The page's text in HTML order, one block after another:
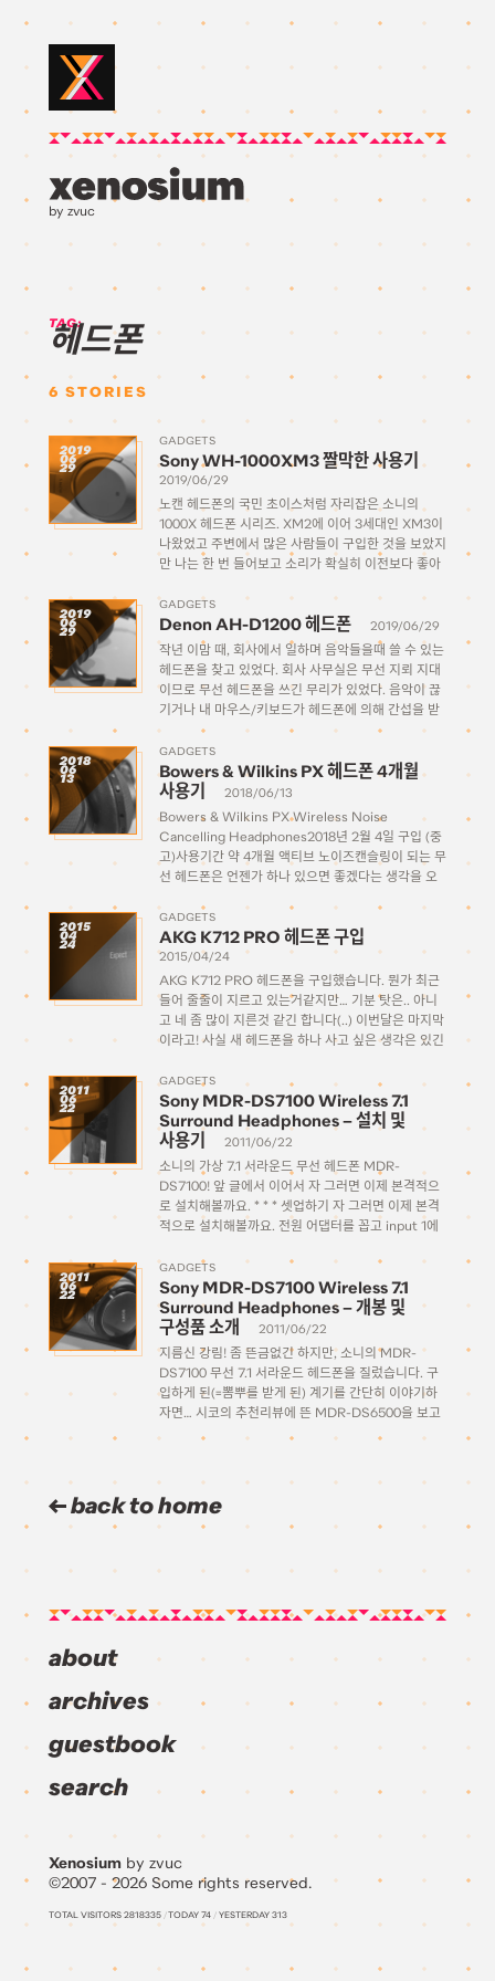
by zvuc
TAG:
헤드폰
6 STORIES
2019
06
29
GADGETS
Sony WH-1000XM3 짤막한 사용기
2019/06/29
노캔 헤드폰의 국민 초이스처럼 자리잡은 소니의
1000X 헤드폰 시리즈. XM2에 이어 3세대인 XM3이
나왔었고 주변에서 많은 사람들이 구입한 것을 보았지
만 나는 한 번 들어보고 소리가 확실히 이전보다 좋아
아니었기 때문에 큰 관심은 없었는데… […]
2019
06
29
GADGETS
Denon AH-D1200 헤드폰
2019/06/29
작년 이맘 때, 회사에서 일하며 음악들을때 쓸 수 있는
헤드폰을 찾고 있었다. 회사 사무실은 무선 지뢰 지대
이므로 무선 헤드폰을 쓰긴 무리가 있었다. 음악이 끊
기거나 내 마우스/키보드가 헤드폰에 의해 간섭을 받
거나. B&W PX를 썼을때도 느꼈지만 괜히 사무실에
서 조금 편하자고 무선 이어폰으로 […]
2018
06
13
GADGETS
Bowers & Wilkins PX 헤드폰 4개월
사용기
2018/06/13
Bowers & Wilkins PX Wireless Noise
Cancelling Headphones2018년 2월 4일 구입 (중
고)사용기간 약 4개월 액티브 노이즈캔슬링이 되는 무
선 헤드폰은 언젠가 하나 있으면 좋겠다는 생각을 오
가 되어버린 소니 1000X나 보스 QC35등을 주변에
가진 사람을 많이 […]
2015
04
24
GADGETS
AKG K712 PRO 헤드폰 구입
2015/04/24
AKG K712 PRO 헤드폰을 구입했습니다. 뭔가 최근
들어 줄줄이 지르고 있는거같지만… 기분 탓은.. 아니
고 네 좀 많이 지른것 같긴 합니다(..) 이번달은 마지막
이라고! 사실 새 헤드폰을 하나 사고 싶은 생각은 있긴
여러 헤드폰을 들어보다가 AKG 제품을 […]
2011
06
22
GADGETS
Sony MDR-DS7100 Wireless 7.1
Surround Headphones – 설치 및
사용기
2011/06/22
소니의 가상 7.1 서라운드 무선 헤드폰 MDR-
DS7100! 앞 글에서 이어서 자 그러면 이제 본격적으
로 설치해볼까요. * * * 셋업하기 자 그러면 이제 본격
적으로 설치해볼까요. 전원 어댑터를 꼽고 input 1에
오네요. 그리고 일단은 Xbox 360에 […]
2011
06
22
GADGETS
Sony MDR-DS7100 Wireless 7.1
Surround Headphones – 개봉 및
구성품 소개
2011/06/22
지름신 강림! 좀 뜬금없긴 하지만, 소니의 MDR-
DS7100 무선 7.1 서라운드 헤드폰을 질렀습니다. 구
입하게 된(=뽐뿌를 받게 된) 계기를 간단히 이야기하
자면… 시코의 추천리뷰에 뜬 MDR-DS6500을 보고
back to home
about
archives
guestbook
search
Xenosium by zvuc
©2007 - 2026 Some rights reserved.
TOTAL VISITORS 2818335 /TODAY 74 / YESTERDAY 313